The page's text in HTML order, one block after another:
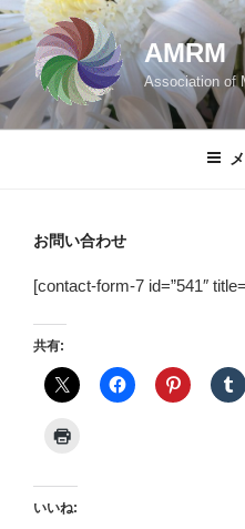
コ
ン
テ
ツ
AMRM
Association of
お問い合わせ
[contact-form-7 id=”541″
共有:
いいね: